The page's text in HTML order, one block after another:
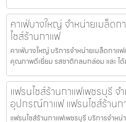
คาเฟ่บางใหญ่ จำหน่ายเมล็ด
ไชส์ร้านกาแฟ
คาเฟ่บางใหญ่ บริการจำหน่ายเมล็ดกาแ
คุณภาพดีเยี่ยม รสชาติกลมกล่อม และ ไ
แฟรนไชส์ร้านกาแฟเพชรบุรี จ
อุปกรณ์กาแฟ แฟรนไชส์ร้านก
แฟรนไชส์ร้านกาแฟเพชรบุรี บริการจำห